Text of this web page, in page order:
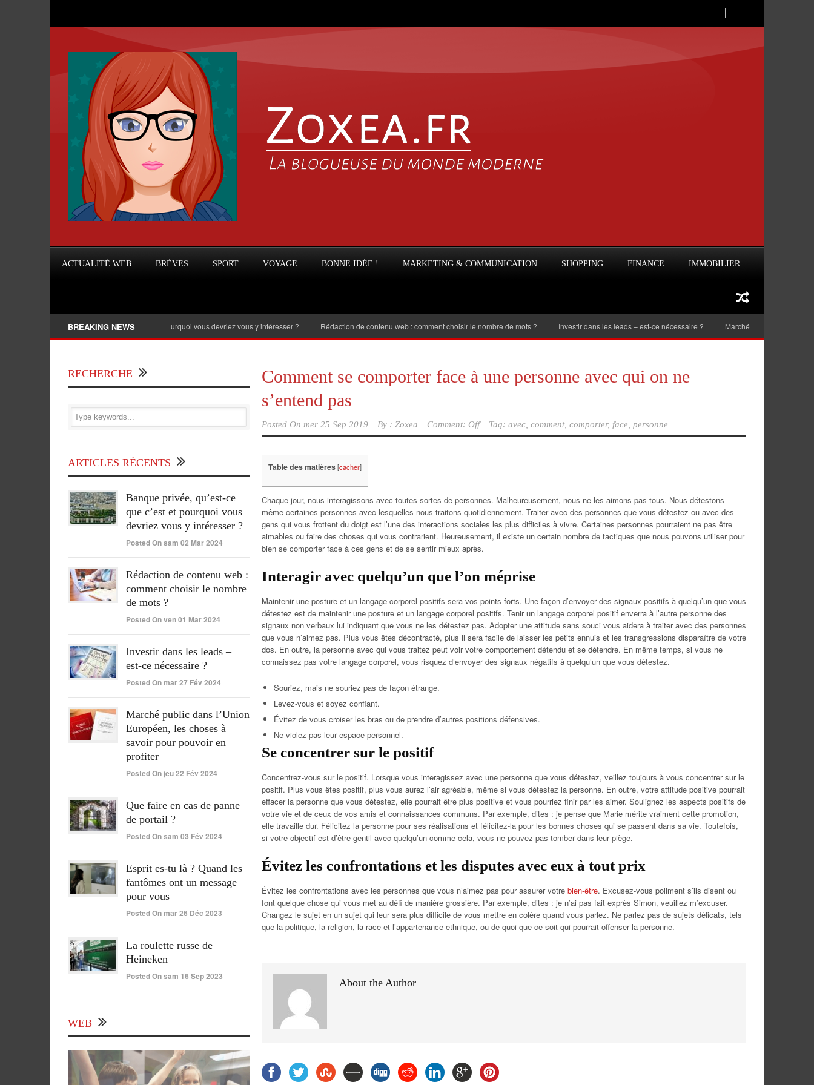
ACTUALITÉ WEB BRÈVES SPORT VOYAGE BONNE IDÉE ! MARKETING & COMMUNICATION SHOPPING FINANCE IMMOBILIER
BREAKING NEWS
Banque privée, qu’est-ce que c’est et pourquoi vous devriez vous y intéresser ? Rédaction de contenu web : comment choisir le nombre de mots ? Investir dans les leads – est-ce nécessaire ? Marché public dans l’Union
Comment se comporter face à une personne avec qui on ne
s’entend pas
Posted On mer 25 Sep 2019 By : Zoxea Comment: Off Tag: avec comment, comporter, face personne
Table des matières[cacher]
Chaque jour, nous interagissons avec toutes sortes de personnes. Malheureusement, nous ne les aimons pas tous. Nous détestons
même certaines personnes avec lesquelles nous traitons quotidiennement. Traiter avec des personnes que vous détestez ou avec des
gens qui vous frottent du doigt est l’une des interactions sociales les plus difficiles à vivre. Certaines personnes pourraient ne pas être
aimables ou faire des choses qui vous contrarient. Heureusement, il existe un certain nombre de tactiques que nous pouvons utiliser pour
bien se comporter face à ces gens et de se sentir mieux après.
Interagir avec quelqu’un que l’on méprise
Maintenir une posture et un langage corporel positifs sera vos points forts. Une façon d’envoyer des signaux positifs à quelqu’un que vous
détestez est de maintenir une posture et un langage corporel positifs. Tenir un langage corporel positif enverra à l’autre personne des
signaux non verbaux lui indiquant que vous ne les détestez pas. Adopter une attitude sans souci vous aidera à traiter avec des personnes
que vous n’aimez pas. Plus vous êtes décontracté, plus il sera facile de laisser les petits ennuis et les transgressions disparaître de votre
dos. En outre, la personne avec qui vous traitez peut voir votre comportement détendu et se détendre. En même temps, si vous ne
connaissez pas votre langage corporel, vous risquez d’envoyer des signaux négatifs à quelqu’un que vous détestez.
Souriez, mais ne souriez pas de façon étrange.
Levez-vous et soyez confiant.
Évitez de vous croiser les bras ou de prendre d’autres positions défensives.
Ne violez pas leur espace personnel.
Se concentrer sur le positif
Concentrez-vous sur le positif. Lorsque vous interagissez avec une personne que vous détestez, veillez toujours à vous concentrer sur le
positif. Plus vous êtes positif, plus vous aurez l’air agréable, même si vous détestez la personne. En outre, votre attitude positive pourrait
effacer la personne que vous détestez, elle pourrait être plus positive et vous pourriez finir par les aimer. Soulignez les aspects positifs de
votre vie et de ceux de vos amis et connaissances communs. Par exemple, dites : je pense que Marie mérite vraiment cette promotion,
elle travaille dur. Félicitez la personne pour ses réalisations et félicitez-la pour les bonnes choses qui se passent dans sa vie. Toutefois,
si votre objectif est d’être gentil avec quelqu’un comme cela, vous ne pouvez pas tomber dans leur piège.
Évitez les confrontations et les disputes avec eux à tout prix
Évitez les confrontations avec les personnes que vous n’aimez pas pour assurer votre bien-être. Excusez-vous poliment s’ils disent ou
font quelque chose qui vous met au défi de manière grossière. Par exemple, dites : je n’ai pas fait exprès Simon, veuillez m’excuser.
Changez le sujet en un sujet qui leur sera plus difficile de vous mettre en colère quand vous parlez. Ne parlez pas de sujets délicats, tels
que la politique, la religion, la race et l’appartenance ethnique, ou de quoi que ce soit qui pourrait offenser la personne.
About the Author
RECHERCHE
ARTICLES RÉCENTS
Banque privée, qu’est-ce
que c’est et pourquoi vous
devriez vous y intéresser ?
Posted On sam 02 Mar 2024
Rédaction de contenu web :
comment choisir le nombre
de mots ?
Posted On ven 01 Mar 2024
Investir dans les leads –
est-ce nécessaire ?
Posted On mar 27 Fév 2024
Marché public dans l’Union
Européen, les choses à
savoir pour pouvoir en
profiter
Posted On jeu 22 Fév 2024
Que faire en cas de panne
de portail ?
Posted On sam 03 Fév 2024
Esprit es-tu là ? Quand les
fantômes ont un message
pour vous
Posted On mar 26 Déc 2023
La roulette russe de
Heineken
Posted On sam 16 Sep 2023
WEB